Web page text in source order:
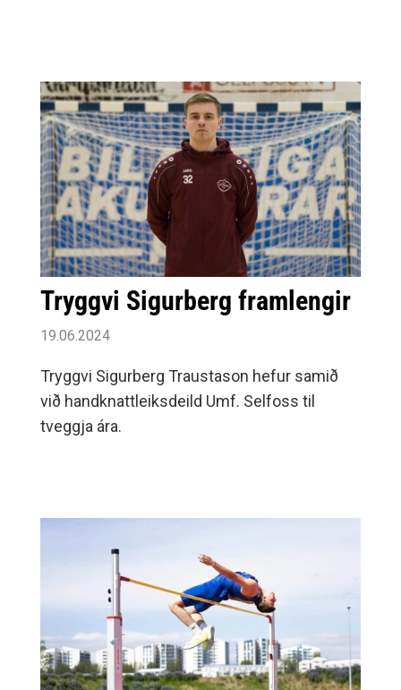
Tryggvi Sigurberg framlengir
19.06.2024
Tryggvi Sigurberg Traustason hefur samið
við handknattleiksdeild Umf. Selfoss til
tveggja ára.